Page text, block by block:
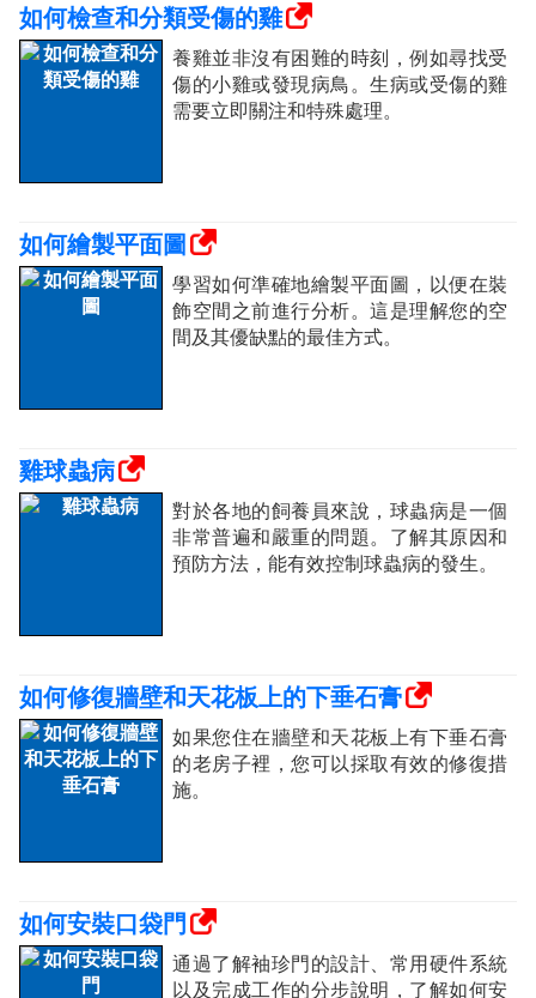
如何檢查和分類受傷的雞
養雞並非沒有困難的時刻，例如尋找受
傷的小雞或發現病鳥。生病或受傷的雞
需要立即關注和特殊處理。
如何繪製平面圖
學習如何準確地繪製平面圖，以便在裝
飾空間之前進行分析。這是理解您的空
間及其優缺點的最佳方式。
雞球蟲病
對於各地的飼養員來說，球蟲病是一個
非常普遍和嚴重的問題。了解其原因和
預防方法，能有效控制球蟲病的發生。
如何修復牆壁和天花板上的下垂石膏
如果您住在牆壁和天花板上有下垂石膏
的老房子裡，您可以採取有效的修復措
施。
如何安裝口袋門
通過了解袖珍門的設計、常用硬件系統
以及完成工作的分步說明，了解如何安